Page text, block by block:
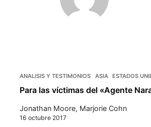
ANALISIS Y TESTIMONIOS ASIA ESTADOS
Para las víctimas del «Agente
Jonathan Moore, Marjorie Cohn
16 octubre 2017